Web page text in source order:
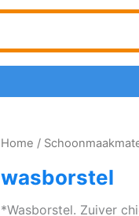
Home /
wasborstel
*Wasborstel. Zuiver